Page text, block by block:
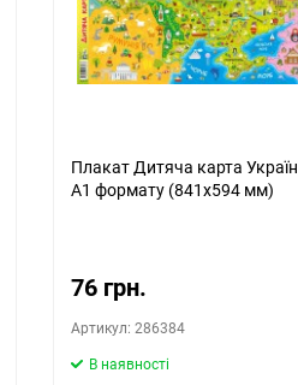
Плакат Дитяча карта
А1 формату (841х594 мм)
76 грн.
Артикул: 286384
В наявності